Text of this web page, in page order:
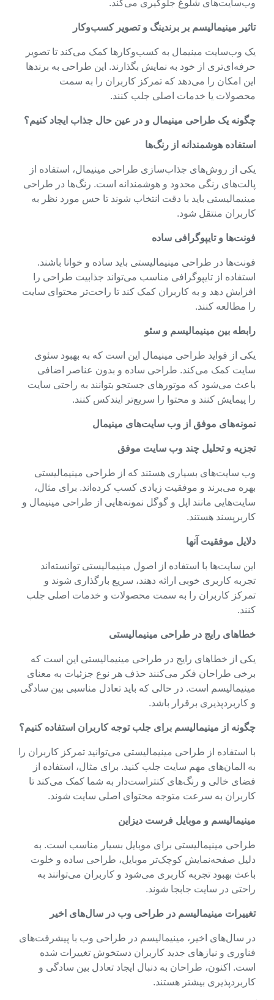
وب‌سایت‌های شلوغ جلوگیری می‌کند.
تاثیر مینیمالیسم بر برندینگ و تصویر کسب‌وکار
یک وب‌سایت مینیمال به کسب‌وکارها کمک می‌کند تا تصویر
حرفه‌ای‌تری از خود به نمایش بگذارند. این طراحی به برندها
این امکان را می‌دهد که تمرکز کاربران را به سمت
محصولات یا خدمات اصلی جلب کنند.
چگونه یک طراحی مینیمال و در عین حال جذاب ایجاد کنیم؟
استفاده هوشمندانه از رنگ‌ها
یکی از روش‌های جذاب‌سازی طراحی مینیمال، استفاده از
پالت‌های رنگی محدود و هوشمندانه است. رنگ‌ها در طراحی
مینیمالیستی باید با دقت انتخاب شوند تا حس مورد نظر به
کاربران منتقل شود.
فونت‌ها و تایپوگرافی ساده
فونت‌ها در طراحی مینیمالیستی باید ساده و خوانا باشند.
استفاده از تایپوگرافی مناسب می‌تواند جذابیت طراحی را
افزایش دهد و به کاربران کمک کند تا راحت‌تر محتوای سایت
را مطالعه کنند.
رابطه بین مینیمالیسم و سئو
یکی از فواید طراحی مینیمال این است که به بهبود سئوی
سایت کمک می‌کند. طراحی ساده و بدون عناصر اضافی
باعث می‌شود که موتورهای جستجو بتوانند به راحتی سایت
را پیمایش کنند و محتوا را سریع‌تر ایندکس کنند.
نمونه‌های موفق از وب سایت‌های مینیمال
تجزیه و تحلیل چند وب سایت موفق
وب سایت‌های بسیاری هستند که از طراحی مینیمالیستی
بهره می‌برند و موفقیت زیادی کسب کرده‌اند. برای مثال،
سایت‌هایی مانند اپل و گوگل نمونه‌هایی از طراحی مینیمال و
کاربرپسند هستند.
دلایل موفقیت آنها
این سایت‌ها با استفاده از اصول مینیمالیستی توانسته‌اند
تجربه کاربری خوبی ارائه دهند، سریع بارگذاری شوند و
تمرکز کاربران را به سمت محصولات و خدمات اصلی جلب
کنند.
خطاهای رایج در طراحی مینیمالیستی
یکی از خطاهای رایج در طراحی مینیمالیستی این است که
برخی طراحان فکر می‌کنند حذف هر نوع جزئیات به معنای
مینیمالیسم است. در حالی که باید تعادل مناسبی بین سادگی
و کاربردپذیری برقرار باشد.
چگونه از مینیمالیسم برای جلب توجه کاربران استفاده کنیم؟
با استفاده از طراحی مینیمالیستی می‌توانید تمرکز کاربران را
به المان‌های مهم سایت جلب کنید. برای مثال، استفاده از
فضای خالی و رنگ‌های کنتراست‌دار به شما کمک می‌کند تا
کاربران به سرعت متوجه محتوای اصلی سایت شوند.
مینیمالیسم و موبایل فرست دیزاین
طراحی مینیمالیستی برای موبایل بسیار مناسب است. به
دلیل صفحه‌نمایش کوچک‌تر موبایل، طراحی ساده و خلوت
باعث بهبود تجربه کاربری می‌شود و کاربران می‌توانند به
راحتی در سایت جابجا شوند.
تغییرات مینیمالیسم در طراحی وب در سال‌های اخیر
در سال‌های اخیر، مینیمالیسم در طراحی وب با پیشرفت‌های
فناوری و نیازهای جدید کاربران دستخوش تغییرات شده
است. اکنون، طراحان به دنبال ایجاد تعادل بین سادگی و
کاربردپذیری بیشتر هستند.